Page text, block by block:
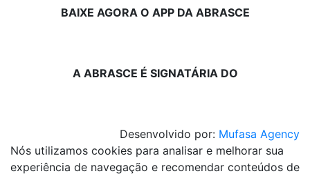
BAIXE AGORA O APP DA ABRASCE
A ABRASCE É SIGNATÁRIA DO
Desenvolvido por: Mufasa Agency
Nós utilizamos cookies para analisar e melhorar sua
experiência de navegação e recomendar conteúdos de